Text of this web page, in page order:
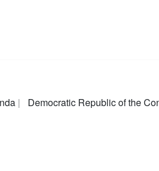
Democratic Republic of the